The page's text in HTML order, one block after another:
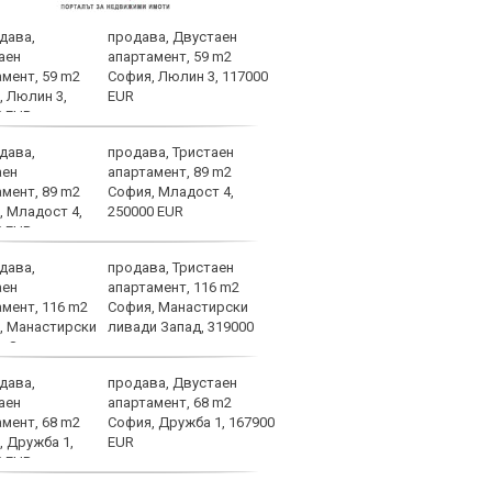
продава, Двустаен
апартамент, 59 m2
София, Люлин 3, 117000
EUR
продава, Тристаен
апартамент, 89 m2
София, Младост 4,
250000 EUR
продава, Тристаен
апартамент, 116 m2
София, Манастирски
ливади Запад, 319000
продава, Двустаен
апартамент, 68 m2
София, Дружба 1, 167900
EUR